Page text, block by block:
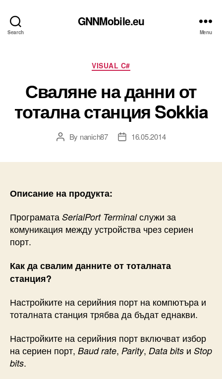
Search
GNNMobile.eu
Menu
Categories
VISUAL C#
Сваляне на данни от
тотална станция Sokkia
PostBy nanich87
Post16.05.2014
Описание на продукта:
Програмата SerialPort Terminalслужи за
комуникация между устройства чрез сериен
порт.
Как да свалим данните от тоталната
станция?
Настройките на серийния порт на компютъра и
тоталната станция трябва да бъдат еднакви.
Настройките на серийния порт включват избор
на сериен порт, Baud rate, Parity, Data bits и Stop
bits.